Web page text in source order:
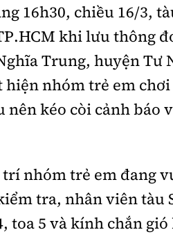
16h30, chiều 16/3,
khi lưu thông
Trung, huyện Tư
nhóm trẻ em
kéo còi cảnh báo
nhóm trẻ em đang
tra, nhân viên tàu
toa 5 và kính chắn